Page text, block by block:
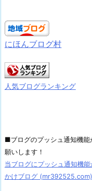
にほんブログ村
人気ブログランキング
■ブログのプッシュ通知機能
願いします！
当ブログにプッシュ通知機
かけブログ (mr392525.com)